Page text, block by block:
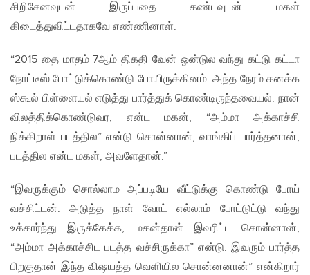
சிறிசேனவுடன் இருப்பதை கண்டவுடன் மகள்
கிடைத்துவிட்டதாகவே எண்ணினாள்.
“2015 தை மாதம் 7ஆம் திகதி வேன் ஒன்டுல வந்து கட்டு கட்டா
நோட்டீஸ் போட்டுக்கொண்டு போயிருக்கினம். அந்த நேரம் கனக்க
ஸ்கூல் பிள்ளையல் எடுத்து பார்த்துக் கொண்டிருந்தவையல். நான்
விலத்திக்கொண்டுவர, என்ட மகன், “அம்மா அக்காச்சி
நிக்கிறாள் படத்தில” என்டு சொன்னான், வாங்கிப் பார்த்தனான்,
படத்தில என்ட மகள், அவளேதான்.”
“இவருக்கும் சொல்லாம அப்படியே வீட்டுக்கு கொண்டு போய்
வச்சிட்டன். அடுத்த நாள் வோட் எல்லாம் போட்டுட்டு வந்து
உக்கார்ந்து இருக்கேக்க, மகன்தான் இவரிட்ட சொன்னான்,
“அம்மா அக்காச்சிட படத்த வச்சிருக்கா” என்டு. இவரும் பார்த்த
பிறகுதான் இந்த விஷயத்த வெளியில சொன்னனான்” என்கிறார்